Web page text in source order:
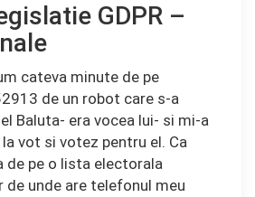
GDPR –
cateva minute de pe
de un robot care s-a
Baluta- era vocea lui- si mi-a
vot si votez pentru el. Ca
de pe o lista electorala
de unde are telefonul meu